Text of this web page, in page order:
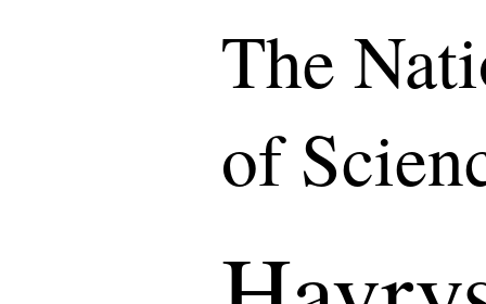
The
of